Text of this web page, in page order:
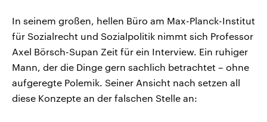
In seinem großen, hellen Büro am Max-Planck-Institut
für Sozialrecht und Sozialpolitik nimmt sich Professor
Axel Börsch-Supan Zeit für ein Interview. Ein ruhiger
Mann, der die Dinge gern sachlich betrachtet – ohne
aufgeregte Polemik. Seiner Ansicht nach setzen all
diese Konzepte an der falschen Stelle an: